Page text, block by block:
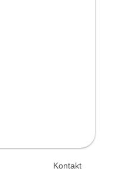
Kontakt
© 2026 Unsertag.de - Ihr